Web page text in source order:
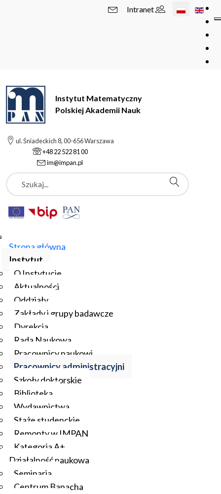
Wybierz swój
Intranet
Instytut Matematyczny
Polskiej Akademii Nauk
ul. Śniadeckich 8, 00-656 Warszawa
+48 22 522 81 00
im@impan.pl
Szukaj
Strona główna
Instytut
O Instytucie
Aktualności
Oddziały
Zakłady i grupy badawcze
Dyrekcja
Rada Naukowa
Pracownicy naukowi
Pracownicy administracyjni
Szkoły doktorskie
Biblioteka
Wydawnictwa
Staże studenckie
Remonty w IMPAN
Kategoria A+
Działalność naukowa
Seminaria
Centrum Banacha